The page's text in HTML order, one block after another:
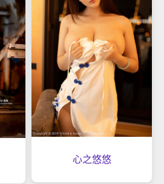
心之悠悠